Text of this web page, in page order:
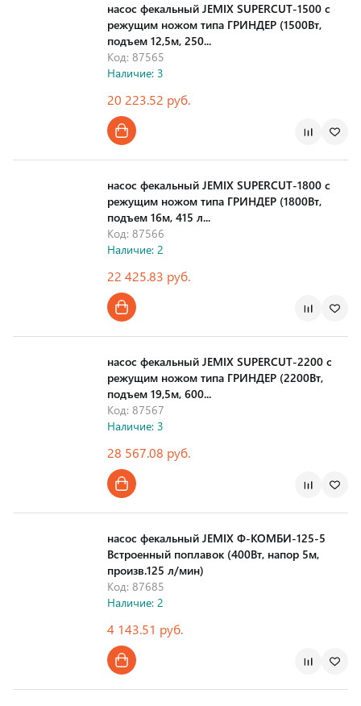
насос фекальный JEMIX SUPERCUT-1500 с
режущим ножом типа ГРИНДЕР (1500Вт,
подъем 12,5м, 250...
Код: 87565
Наличие: 3
20 223.52 руб.
насос фекальный JEMIX SUPERCUT-1800 с
режущим ножом типа ГРИНДЕР (1800Вт,
подъем 16м, 415 л...
Код: 87566
Наличие: 2
22 425.83 руб.
насос фекальный JEMIX SUPERCUT-2200 с
режущим ножом типа ГРИНДЕР (2200Вт,
подъем 19,5м, 600...
Код: 87567
Наличие: 3
28 567.08 руб.
насос фекальный JEMIX Ф-КОМБИ-125-5
Встроенный поплавок (400Вт, напор 5м,
произв.125 л/мин)
Код: 87685
Наличие: 2
4 143.51 руб.